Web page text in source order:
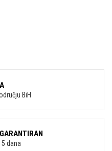
BiH
dana